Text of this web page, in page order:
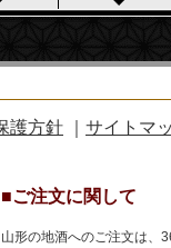
護方針 サイトマ
■ご注文に関して
山形の地酒へのご注文は、